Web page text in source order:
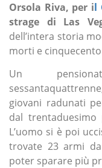
Orsola Riva, per il
strage di Las
dell’intera storia
morti e
Un
giovani radunati
dal trentaduesimo
L’uomo si è poi
trovate 23 armi
poter sparare più